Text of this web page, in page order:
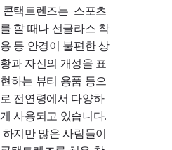
를 할 때나 선글라스 착
용 등 안경이 불편한 상
황과 자신의 개성을 표
현하는 뷰티 용품 등으
로 전연령에서 다양하
게 사용되고 있습니다.